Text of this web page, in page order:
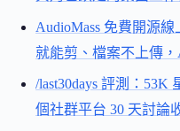
AudioMass 免費開源
就能剪、檔案不上傳
/last30days 評測：53K
個社群平台 30 天討論